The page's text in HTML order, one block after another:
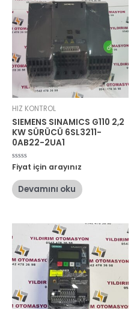
HIZ KONTROL
SIEMENS SINAMICS G110 2,2
KW SÜRÜCÜ 6SL3211-
0AB22-2UA1
5
üzerinden
oy
aldı
Fiyat için arayınız
Devamını oku